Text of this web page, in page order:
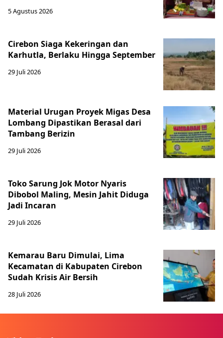
5 Agustus 2026
Cirebon Siaga Kekeringan dan
Karhutla, Berlaku Hingga September
29 Juli 2026
Material Urugan Proyek Migas Desa
Lombang Dipastikan Berasal dari
Tambang Berizin
29 Juli 2026
Toko Sarung Jok Motor Nyaris
Dibobol Maling, Mesin Jahit Diduga
Jadi Incaran
29 Juli 2026
Kemarau Baru Dimulai, Lima
Kecamatan di Kabupaten Cirebon
Sudah Krisis Air Bersih
28 Juli 2026